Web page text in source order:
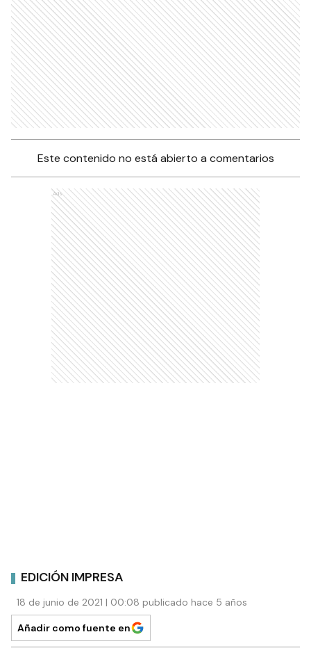
Este contenido no está abierto a comentarios
Ads
EDICIÓN IMPRESA
18 de junio de 2021 | 00:08 publicado hace 5 años
Añadir como fuente en